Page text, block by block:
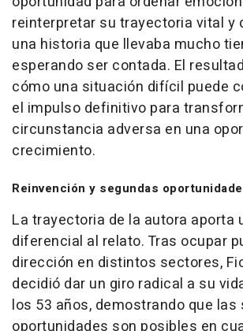
reinterpretar su trayectoria vital y
una historia que llevaba mucho
esperando ser contada. El
cómo una situación difícil puede
el impulso definitivo para
circunstancia adversa en una
crecimiento.
Reinvención y segundas
La trayectoria de la autora aporta
diferencial al relato. Tras ocupar
dirección en distintos sectores,
decidió dar un giro radical a su
los 53 años, demostrando que las
oportunidades son posibles en